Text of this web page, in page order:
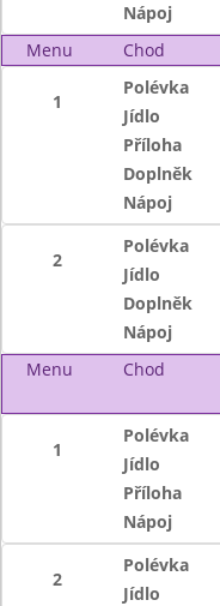
Nápoj
Menu
Chod
1
Polévka
Jídlo
Příloha
Doplněk
Nápoj
2
Polévka
Jídlo
Doplněk
Nápoj
Menu
Chod
1
Polévka
Jídlo
Příloha
Nápoj
2
Polévka
Jídlo